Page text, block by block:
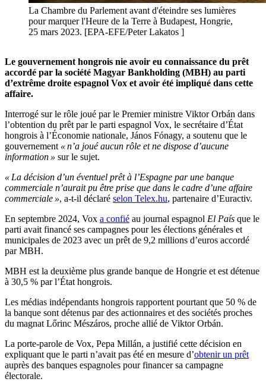
La Chambre du Parlement avant d'éteindre ses lumières
pour marquer l'Heure de la Terre à Budapest, Hongrie,
25 mars 2023. [EPA-EFE/Peter Lakatos ]
Le gouvernement hongrois nie avoir eu connaissance du prêt
accordé par la société Magyar Bankholding (MBH) au parti
d’extrême droite espagnol Vox et avoir été impliqué dans cette
affaire.
Interrogé sur le rôle joué par le Premier ministre Viktor Orbán dans
l’obtention du prêt par le parti espagnol Vox, le secrétaire d’État
hongrois à l’Économie nationale, János Fónagy, a soutenu que le
gouvernement « n’a joué aucun rôle et ne dispose d’aucune
information » sur le sujet.
« La décision d’un éventuel prêt à l’Espagne par une banque
commerciale n’aurait pu être prise que dans le cadre d’une affaire
commerciale », a-t-il déclaré selon Telex.hu, partenaire d’Euractiv.
En septembre 2024, Vox a confié au journal espagnol El País que le
parti avait financé ses campagnes pour les élections générales et
municipales de 2023 avec un prêt de 9,2 millions d’euros accordé
par MBH.
MBH est la deuxième plus grande banque de Hongrie et est détenue
à 30,5 % par l’État hongrois.
Les médias indépendants hongrois rapportent pourtant que 50 % de
la banque sont détenus par des actionnaires et des sociétés proches
du magnat Lőrinc Mészáros, proche allié de Viktor Orbán.
La porte-parole de Vox, Pepa Millán, a justifié cette décision en
expliquant que le parti n’avait pas été en mesure d’obtenir un prêt
auprès des banques espagnoles pour financer sa campagne
électorale.